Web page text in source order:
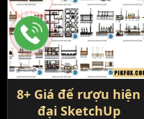
8+ Giá để rượu hiện
đại SketchUp